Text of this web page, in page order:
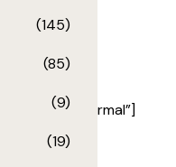
(145)
(85)
(9)
(19)